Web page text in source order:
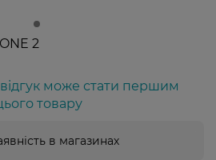
2
може стати першим
товару
в магазинах